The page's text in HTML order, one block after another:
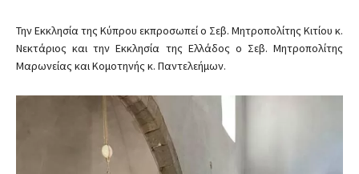
Την Εκκλησία της Κύπρου εκπροσωπεί ο Σεβ. Μητροπολίτης Κιτίου κ.
Νεκτάριος και την Εκκλησία της Ελλάδος ο Σεβ. Μητροπολίτης
Μαρωνείας και Κομοτηνής κ. Παντελεήμων.